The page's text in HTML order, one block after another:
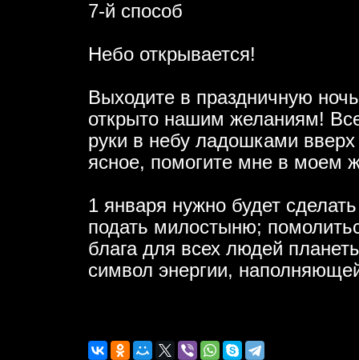
7-й способ
Небо открывается!
Выходите в праздничную
открыто нашим желаниям!
руки в небу ладошками вверх
ясное, помогите мне в моем
1 января нужно будет
подать милостыню;
блага для всех людей
символ энергии,